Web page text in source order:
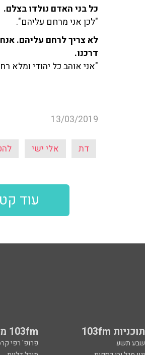
כל בני האדם נולדו בצלם.
"לכן אני מרחם עליהם".
לא צריך לרחם עליהם.
דרכנו.
"אני אוהב כל יהודי ומלא
13/03/2019
דת אלי ישי
עוד
תוכניות 103fm 103fm מייעצים
שבע תשע פרופ' רפי